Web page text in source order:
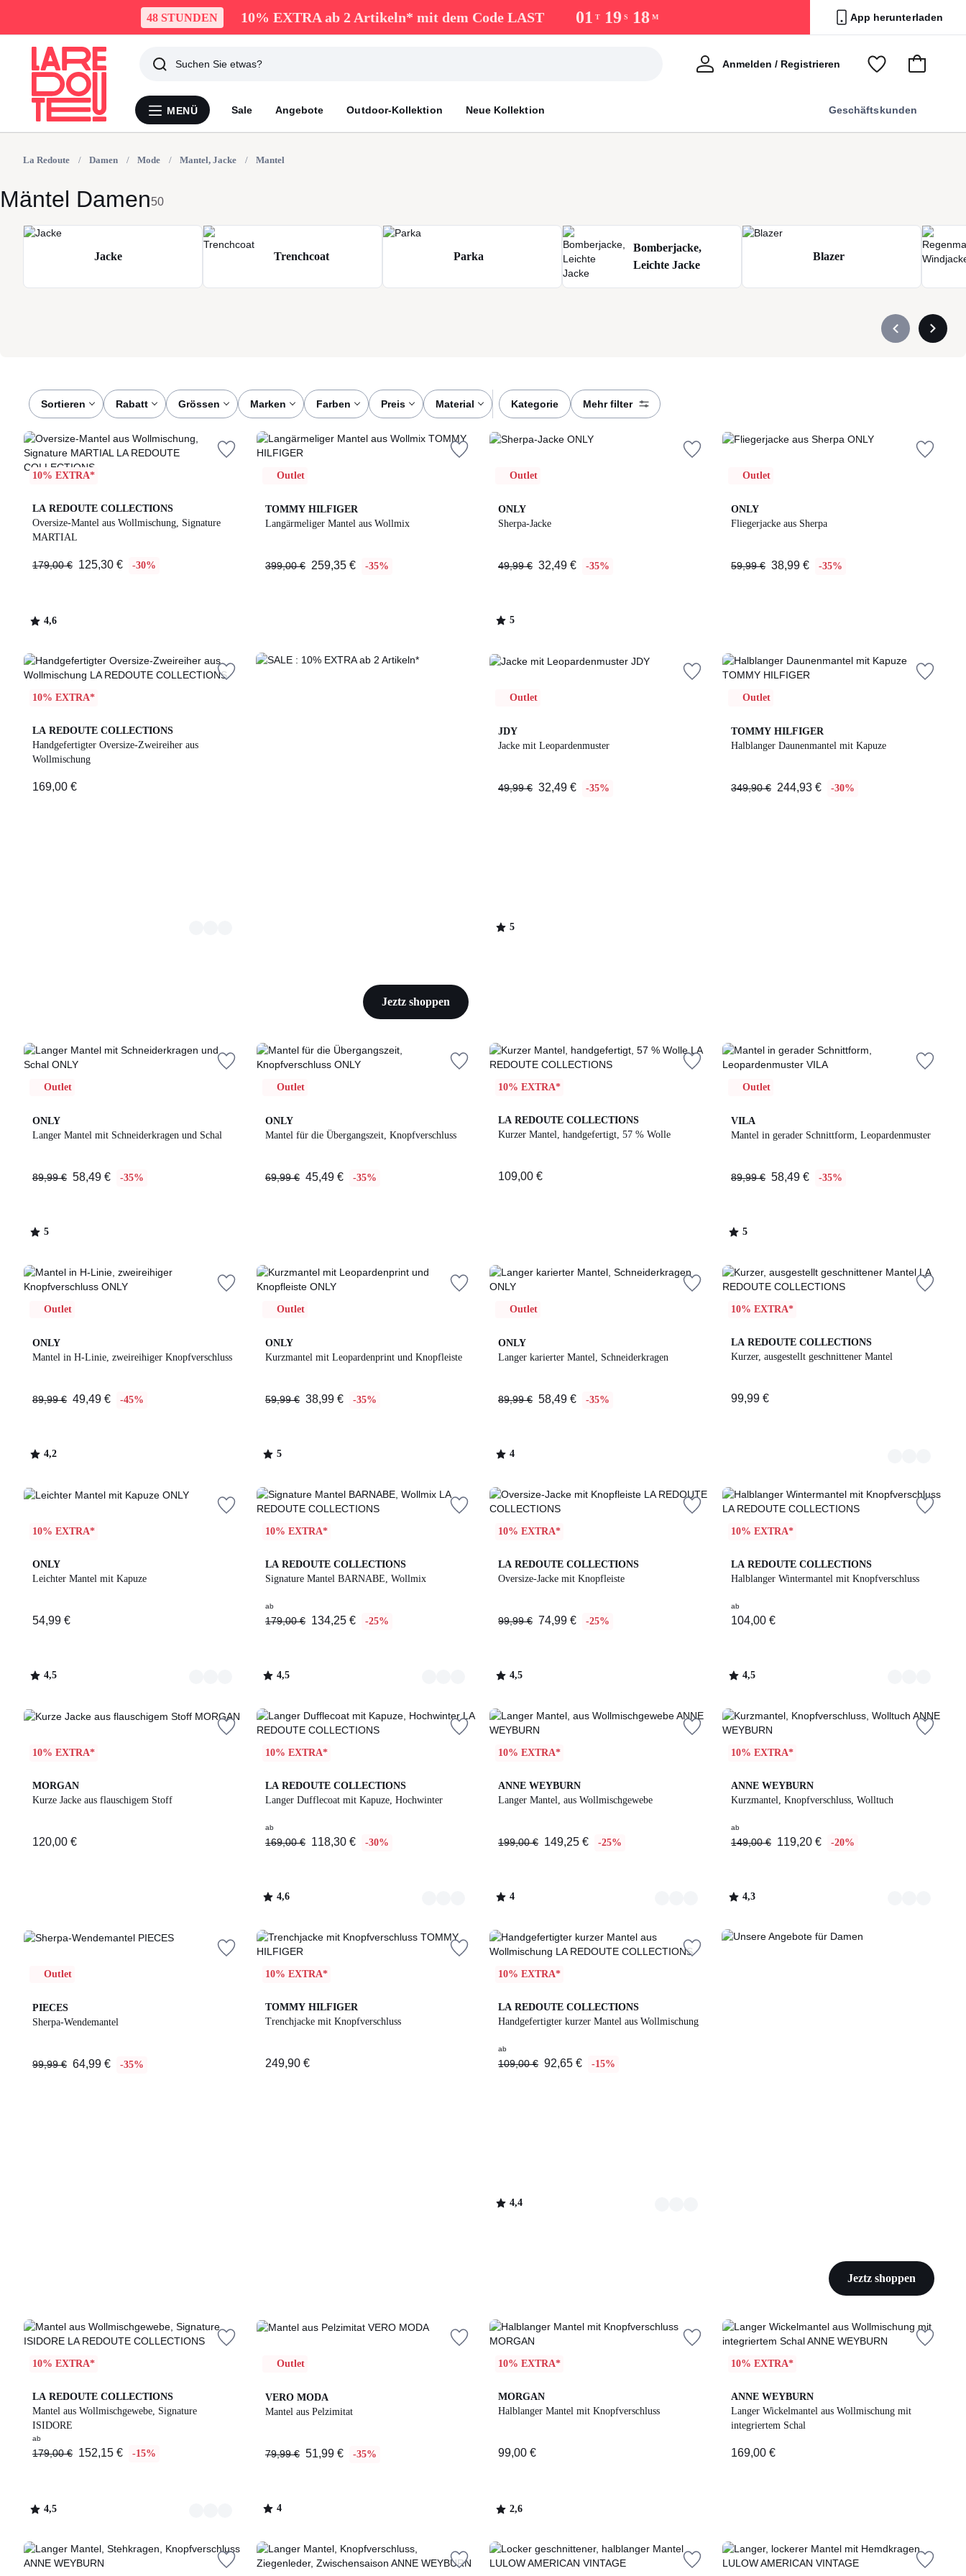
48 STUNDEN 10% EXTRA ab 2 Artikeln* mit dem Code LAST 01 T 19 S 18 M App herunterladen
Menü
MENÜ Sale Angebote Outdoor-Kollektion Neue Kollektion Geschäftskunden
Suchen
Zuletzt
angesehen
Artikel
Anmelden / Registrieren
Willkommen
Voir
Zum
La Redoute Damen Mode Mantel, Jacke Mantel
Mäntel Damen50
Jacke Trenchcoat Parka
Bomberjacke,
Leichte Jacke
Blazer
PrécédentSuivant
Sortieren
rabatt grössen marken farben preis material kategorie mehr filter
10% EXTRA*
LA REDOUTE COLLECTIONS
Oversize-Mantel aus Wollmischung, Signature
MARTIAL
€
30%
angewendet.
179,00 € 125,30 € -30%
4,6
/ 5
4,6
Outlet
TOMMY HILFIGER
Langärmeliger Mantel aus Wollmix
399,00 € 259,35 € -35%
Outlet
ONLY
Sherpa-Jacke
49,99 € 32,49 € -35%
5
/
5
Outlet
ONLY
Fliegerjacke aus Sherpa
59,99 € 38,99 € -35%
10% EXTRA*
LA REDOUTE COLLECTIONS
Handgefertigter Oversize-Zweireiher aus
Wollmischung
169,00 €
4
Farben
Jeztz shoppen
SALE
Outlet
JDY
Jacke mit Leopardenmuster
49,99 € 32,49 € -35%
5
/
5
Outlet
TOMMY HILFIGER
Halblanger Daunenmantel mit Kapuze
349,90 € 244,93 € -30%
Outlet
ONLY
Langer Mantel mit Schneiderkragen und Schal
89,99 € 58,49 € -35%
5
/
5
Outlet
ONLY
Mantel für die Übergangszeit, Knopfverschluss
69,99 € 45,49 € -35%
10% EXTRA*
LA REDOUTE COLLECTIONS
Kurzer Mantel, handgefertigt, 57 % Wolle
109,00 €
Outlet
VILA
Mantel in gerader Schnittform, Leopardenmuster
89,99 € 58,49 € -35%
5
/
5
Outlet
ONLY
Mantel in H-Linie, zweireihiger Knopfverschluss
89,99 € 49,49 € -45%
4,2
/ 5
4,2
Outlet
ONLY
Kurzmantel mit Leopardenprint und Knopfleiste
59,99 € 38,99 € -35%
5
/
5
Outlet
ONLY
Langer karierter Mantel, Schneiderkragen
89,99 € 58,49 € -35%
4
/
4
10% EXTRA*
LA REDOUTE COLLECTIONS
Kurzer, ausgestellt geschnittener Mantel
99,99 €
2
Farben
10% EXTRA*
ONLY
Leichter Mantel mit Kapuze
54,99 €
4,5
/ 5
2
Farben
4,5
10% EXTRA*
LA REDOUTE COLLECTIONS
Signature Mantel BARNABE, Wollmix
ab
179,00 € 134,25 € -25%
4,5
/ 5
4
Farben
4,5
10% EXTRA*
LA REDOUTE COLLECTIONS
Oversize-Jacke mit Knopfleiste
99,99 € 74,99 € -25%
4,5
/ 5
4,5
10% EXTRA*
LA REDOUTE COLLECTIONS
Halblanger Wintermantel mit Knopfverschluss
ab
104,00 €
4,5
/ 5
2
Farben
4,5
10% EXTRA*
MORGAN
Kurze Jacke aus flauschigem Stoff
120,00 €
10% EXTRA*
LA REDOUTE COLLECTIONS
Langer Dufflecoat mit Kapuze, Hochwinter
ab
169,00 € 118,30 € -30%
4,6
/ 5
3
Farben
4,6
10% EXTRA*
ANNE WEYBURN
Langer Mantel, aus Wollmischgewebe
199,00 € 149,25 € -25%
4
/
2
Farben
4
10% EXTRA*
ANNE WEYBURN
Kurzmantel, Knopfverschluss, Wolltuch
ab
149,00 € 119,20 € -20%
4,3
/ 5
2
Farben
4,3
Outlet
PIECES
Sherpa-Wendemantel
99,99 € 64,99 € -35%
10% EXTRA*
TOMMY HILFIGER
Trenchjacke mit Knopfverschluss
249,90 €
10% EXTRA*
LA REDOUTE COLLECTIONS
Handgefertigter kurzer Mantel aus Wollmischung
ab
109,00 € 92,65 € -15%
4,4
/ 5
2
Farben
4,4
Jeztz shoppen
Unsere
10% EXTRA*
LA REDOUTE COLLECTIONS
Mantel aus Wollmischgewebe, Signature
ISIDORE
ab
179,00 € 152,15 € -15%
4,5
/ 5
4
Farben
4,5
Outlet
VERO MODA
Mantel aus Pelzimitat
79,99 € 51,99 € -35%
4
/
4
10% EXTRA*
MORGAN
Halblanger Mantel mit Knopfverschluss
99,00 €
2,6
/ 5
2,6
10% EXTRA*
ANNE WEYBURN
Langer Wickelmantel aus Wollmischung mit
integriertem Schal
169,00 €